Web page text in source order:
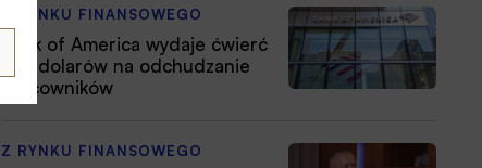
Z RYNKU FINANSOWEGO
Bank of America wydaje ćwierć
mld dolarów na odchudzanie
pracowników
Z RYNKU FINANSOWEGO